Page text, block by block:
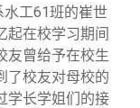
水工61班的崔世
起在校学习期间
友曾给予在校生
了校友对母校的
学长学姐们的接